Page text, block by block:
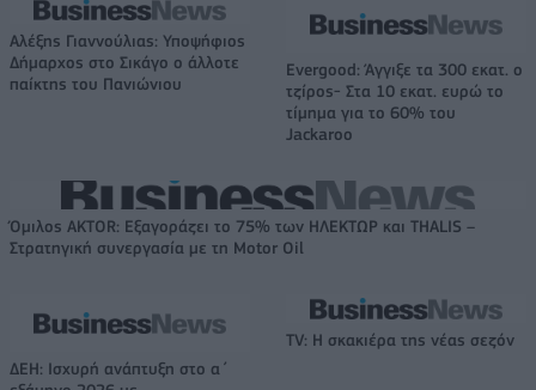
Αλέξης Γιαννούλιας: Υποψήφιος
Δήμαρχος στο Σικάγο ο άλλοτε
παίκτης του Πανιώνιου
Evergood: Άγγιξε τα 300 εκατ. ο
τζίρος- Στα 10 εκατ. ευρώ το
τίμημα για το 60% του
Jackaroo
Όμιλος AKTOR: Εξαγοράζει το 75% των ΗΛΕΚΤΩΡ και THALIS –
Στρατηγική συνεργασία με τη Motor Oil
ΔΕΗ: Ισχυρή ανάπτυξη στο α΄
TV: Η σκακιέρα της νέας σεζόν